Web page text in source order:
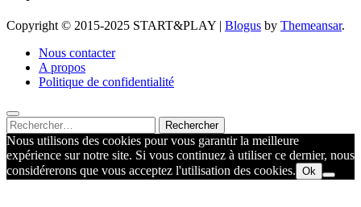
Copyright © 2015-2025 START&PLAY | Blogus by Themeansar.
Nous contacter
A propos
Politique de confidentialité
Rechercher :
Nous utilisons des cookies pour vous garantir la meilleure
expérience sur notre site. Si vous continuez à utiliser ce dernier, nous
considérerons que vous acceptez l'utilisation des cookies. Ok